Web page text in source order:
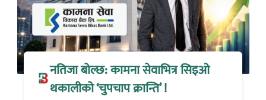
नतिजा बोल्छ: कामना सेवाभित्र सिइओ
थकालीको ‘चुपचाप क्रान्ति’ !